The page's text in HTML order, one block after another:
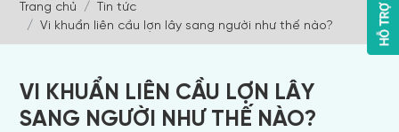
Trang chủ
Tin tức
Vi khuẩn liên cầu lợn lây sang người như thế nào?
VI KHUẨN LIÊN CẦU LỢN LÂY
SANG NGƯỜI NHƯ THẾ NÀO?